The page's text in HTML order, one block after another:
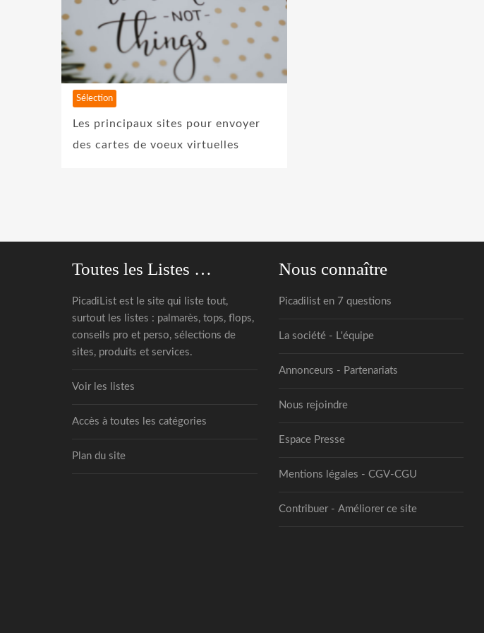
Sélection
Les principaux sites pour envoyer
des cartes de voeux virtuelles
Toutes les Listes …
PicadiList est le site qui liste tout,
surtout les listes : palmarès, tops, flops,
conseils pro et perso, sélections de
sites, produits et services.
Voir les listes
Accès à toutes les catégories
Plan du site
Nous connaître
Picadilist en 7 questions
La société - L'équipe
Annonceurs - Partenariats
Nous rejoindre
Espace Presse
Mentions légales - CGV-CGU
Contribuer - Améliorer ce site